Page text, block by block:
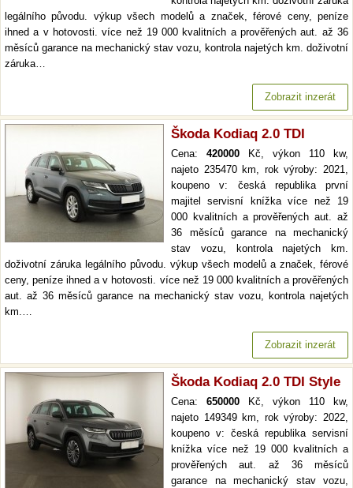
legálního původu. výkup všech modelů a značek, férové ceny, peníze
ihned a v hotovosti. více než 19 000 kvalitních a prověřených aut. až 36
měsíců garance na mechanický stav vozu, kontrola najetých km. doživotní
záruka…
Zobrazit inzerát
Škoda Kodiaq 2.0 TDI
Cena: 420000 Kč, výkon 110 kw,
najeto 235470 km, rok výroby: 2021,
koupeno v: česká republika první
majitel servisní knížka více než 19
000 kvalitních a prověřených aut. až
36 měsíců garance na mechanický
stav vozu, kontrola najetých km.
doživotní záruka legálního původu. výkup všech modelů a značek, férové
ceny, peníze ihned a v hotovosti. více než 19 000 kvalitních a prověřených
aut. až 36 měsíců garance na mechanický stav vozu, kontrola najetých
km.…
Zobrazit inzerát
Škoda Kodiaq 2.0 TDI Style
Cena: 650000 Kč, výkon 110 kw,
najeto 149349 km, rok výroby: 2022,
koupeno v: česká republika servisní
knížka více než 19 000 kvalitních a
prověřených aut. až 36 měsíců
garance na mechanický stav vozu,